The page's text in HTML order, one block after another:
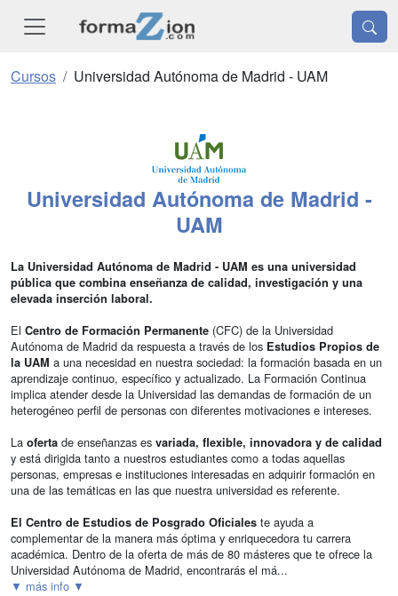
Cursos Universidad Autónoma de Madrid - UAM
Universidad Autónoma de Madrid -
UAM
La Universidad Autónoma de Madrid - UAM es una universidad
pública que combina enseñanza de calidad, investigación y una
elevada inserción laboral.
El Centro de Formación Permanente (CFC) de la Universidad
Autónoma de Madrid da respuesta a través de los Estudios Propios de
la UAM a una necesidad en nuestra sociedad: la formación basada en un
aprendizaje continuo, específico y actualizado. La Formación Continua
implica atender desde la Universidad las demandas de formación de un
heterogéneo perfil de personas con diferentes motivaciones e intereses.
La oferta de enseñanzas es variada, flexible, innovadora y de calidad
y está dirigida tanto a nuestros estudiantes como a todas aquellas
personas, empresas e instituciones interesadas en adquirir formación en
una de las temáticas en las que nuestra universidad es referente.
El Centro de Estudios de Posgrado Oficiales te ayuda a
complementar de la manera más óptima y enriquecedora tu carrera
académica. Dentro de la oferta de más de 80 másteres que te ofrece la
Universidad Autónoma de Madrid, encontrarás el má...
▼ más info ▼